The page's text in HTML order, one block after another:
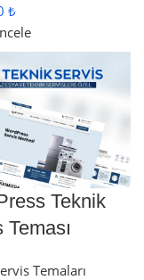
₺
Teknik
Temaları